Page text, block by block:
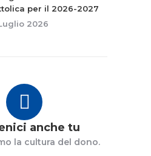
per il 2026-2027
2026
anche tu
la cultura del dono.